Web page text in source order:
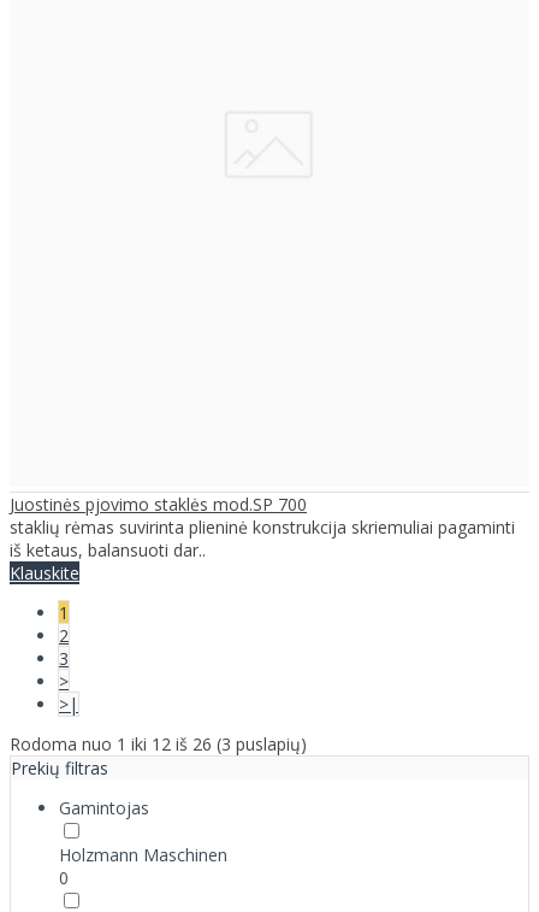
Juostinės pjovimo staklės mod.SP 700
staklių rėmas suvirinta plieninė konstrukcija skriemuliai pagaminti
iš ketaus, balansuoti dar..
Klauskite
1
2
3
>
>|
Rodoma nuo 1 iki 12 iš 26 (3 puslapių)
Prekių filtras
Gamintojas
Holzmann Maschinen
0